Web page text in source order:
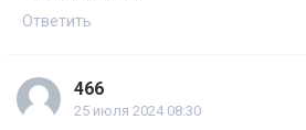
Ответить
466
25 июля 2024 08:30